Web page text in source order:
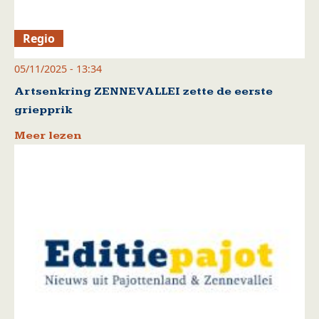
Regio
05/11/2025 - 13:34
Artsenkring ZENNEVALLEI zette de eerste
griepprik
Meer lezen